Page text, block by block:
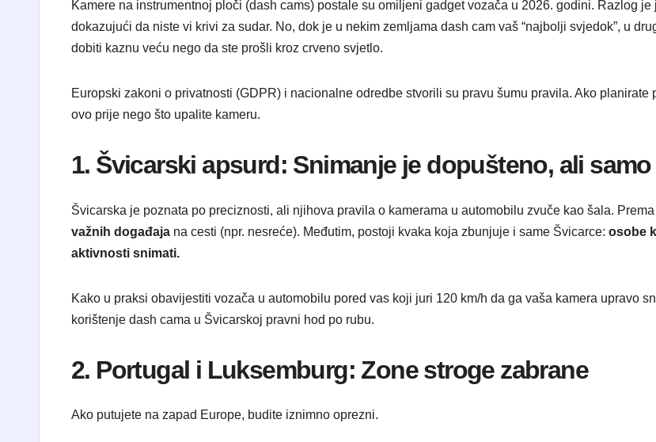
Kamere na instrumentnoj ploči (dash cams) postale su omiljeni gadget vozača u 2026. godini. Razlog
dokazujući da niste vi krivi za sudar. No, dok je u nekim zemljama dash cam vaš “najbolji svjedok”, u
dobiti kaznu veću nego da ste prošli kroz crveno svjetlo.
​Europski zakoni o privatnosti (GDPR) i nacionalne odredbe stvorili su pravu šumu pravila. Ako
ovo prije nego što upalite kameru.
​1. Švicarski apsurd: Snimanje je dopušteno, ali
​Švicarska je poznata po preciznosti, ali njihova pravila o kamerama u automobilu zvuče kao šala.
važnih događaja na cesti (npr. nesreće). Međutim, postoji kvaka koja zbunjuje i same Švicarce: osobe
aktivnosti snimati.
​Kako u praksi obavijestiti vozača u automobilu pored vas koji juri 120 km/h da ga vaša kamera upravo
korištenje dash cama u Švicarskoj pravni hod po rubu.
​2. Portugal i Luksemburg: Zone stroge zabrane
​Ako putujete na zapad Europe, budite iznimno oprezni.